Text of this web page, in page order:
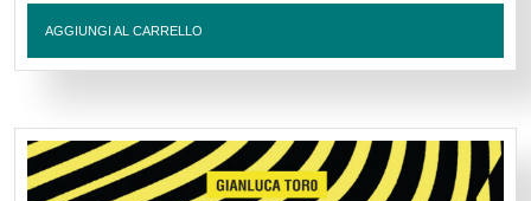
AGGIUNGI AL CARRELLO